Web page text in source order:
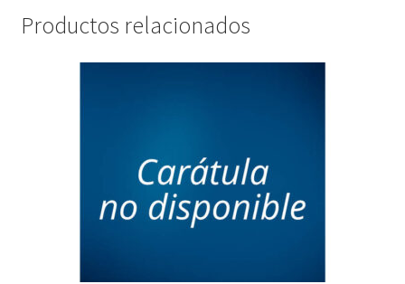
Productos relacionados